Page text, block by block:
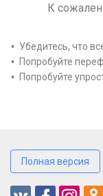
К
Убедитесь, что
Попробуйте
Попробуйте
Полная версия